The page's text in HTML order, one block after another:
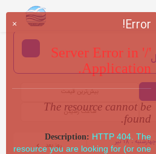
بیش‌ترین قیمت
ساعت رسیدن
چهارشنبه ، 18 تیر روز بعد
× Error!
Server Error in '/'
Application.
The resource cannot be
found.
Description: HTTP 404. The
resource you are looking for (or one